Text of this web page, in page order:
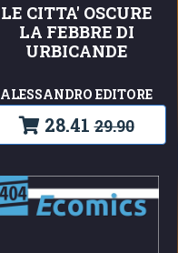
LE CITTA' OSCURE
LA FEBBRE DI
URBICANDE
ALESSANDRO EDITORE
28.41 29.90